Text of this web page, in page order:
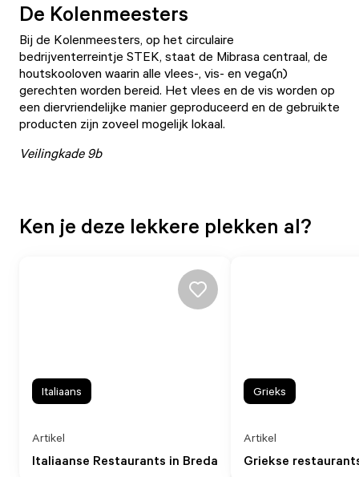
De Kolenmeesters
Bij de Kolenmeesters, op het circulaire
bedrijventerreintje STEK, staat de Mibrasa centraal, de
houtskooloven waarin alle vlees-, vis- en vega(n)
gerechten worden bereid. Het vlees en de vis worden op
een diervriendelijke manier geproduceerd en de gebruikte
producten zijn zoveel mogelijk lokaal.
Veilingkade 9b
Ken je deze lekkere plekken al?
Italiaanse Restaurants in Breda
Artikel
Italiaans
Griekse
Artikel
Grieks